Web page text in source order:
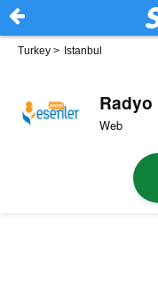
Turkey > Istanbul
Web